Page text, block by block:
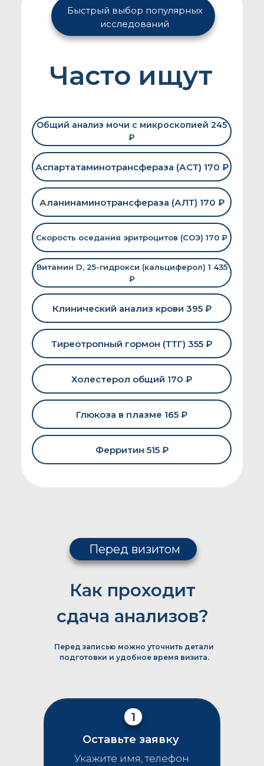
Часто ищут
Быстрый выбор популярных
исследований
Витамин D, 25-гидрокси (кальциферол) 1 435
₽
Скорость оседания эритроцитов (СОЭ) 170 ₽
Общий анализ мочи с микроскопией 245
₽
Аспартатаминотрансфераза (АСТ) 170 ₽
Аланинаминотрансфераза (АЛТ) 170 ₽
Тиреотропный гормон (ТТГ) 355 ₽
Клинический анализ крови 395 ₽
Холестерол общий 170 ₽
Глюкоза в плазме 165 ₽
Ферритин 515 ₽
Как проходит
сдача анализов?
Перед записью можно уточнить детали
подготовки и удобное время визита.
Перед визитом
Укажите имя, телефон
Оставьте заявку
1